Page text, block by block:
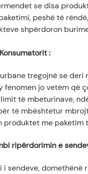
se disa
peshë të
shpërdoron
:
tregojnë se
fenomen jo vetëm që
të mbeturinave,
të mbështetur
produktet me paketim
ripërdorimin e
i sendeve,